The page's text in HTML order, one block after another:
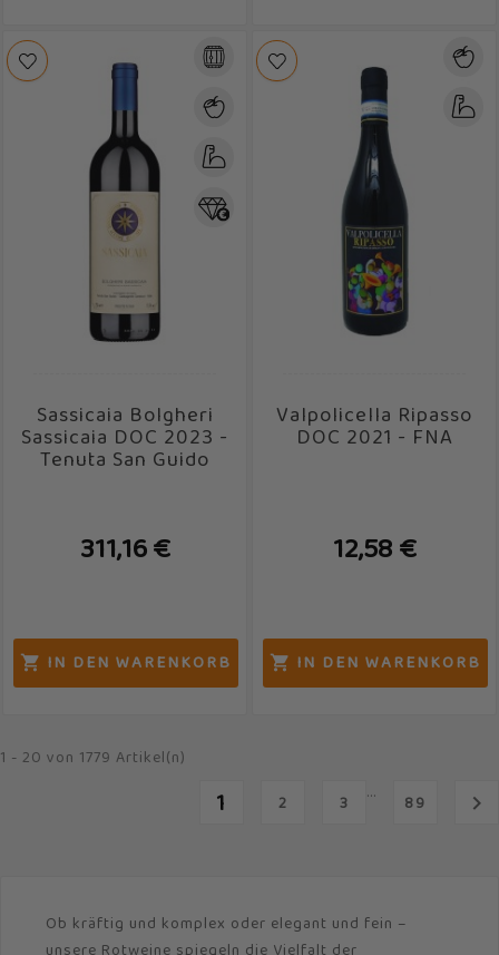
Sassicaia Bolgheri
Sassicaia DOC 2023 -
Tenuta San Guido
311,16 €
 IN DEN WARENKORB
Valpolicella Ripasso
DOC 2021 - FNA
12,58 €
 IN DEN WARENKORB
1 - 20 von 1779 Artikel(n)
1 2 3 … 89 
Ob kräftig und komplex oder elegant und fein –
unsere Rotweine spiegeln die Vielfalt der